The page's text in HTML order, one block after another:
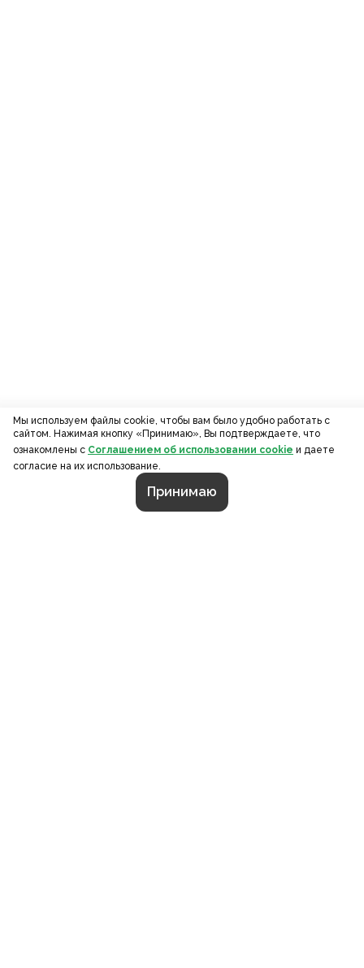
Мы используем файлы cookie, чтобы вам было удобно работать с
сайтом. Нажимая кнопку «Принимаю», Вы подтверждаете, что
ознакомлены с Соглашением об использовании cookie и даете
согласие на их использование.
Принимаю